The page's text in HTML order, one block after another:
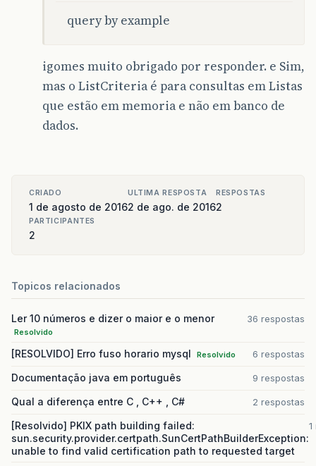
query by example
igomes muito obrigado por responder. e Sim,
mas o ListCriteria é para consultas em Listas
que estão em memoria e não em banco de
dados.
CRIADO
1 de agosto de 2016
ULTIMA RESPOSTA
2 de ago. de 2016
RESPOSTAS
2
PARTICIPANTES
2
Topicos relacionados
Ler 10 números e dizer o maior e o menor
Resolvido
36 respostas
[RESOLVIDO] Erro fuso horario mysql Resolvido 6 respostas
Documentação java em português 9 respostas
Qual a diferença entre C , C++ , C# 2 respostas
[Resolvido] PKIX path building failed:
sun.security.provider.certpath.SunCertPathBuilderException:
unable to find valid certification path to requested target